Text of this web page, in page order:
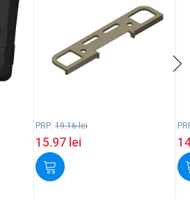
PRP: 19.16lei
15.97 lei